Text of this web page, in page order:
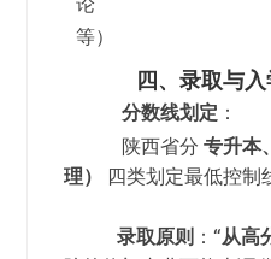
论
等）
四、录取与入
分数线划定 ：
陕西省分专升本
理）
四类划定最低控制
录取原则 ：“从高